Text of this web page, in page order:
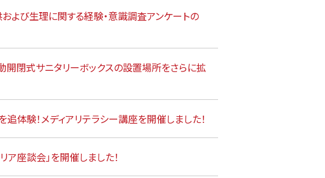
よび生理に関する経験・意識調査アンケートの
動開閉式サニタリーボックスの設置場所をさらに拡
追体験！メディアリテラシー講座を開催しました！
ア座談会」を開催しました！